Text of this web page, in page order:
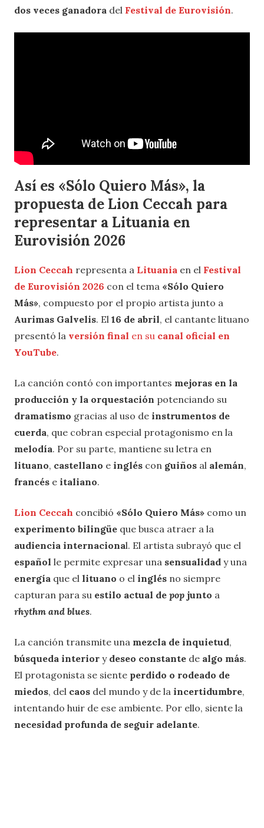
dos veces ganadora del Festival de Eurovisión.
Así es «Sólo Quiero Más», la
propuesta de Lion Ceccah para
representar a Lituania en
Eurovisión 2026
Lion Ceccah representa a Lituania en el Festival
de Eurovisión 2026 con el tema «Sólo Quiero
Más», compuesto por el propio artista junto a
Aurimas Galvelis. El 16 de abril, el cantante lituano
presentó la versión final en su canal oficial en
YouTube.
La canción contó con importantes mejoras en la
producción y la orquestación potenciando su
dramatismo gracias al uso de instrumentos de
cuerda, que cobran especial protagonismo en la
melodía. Por su parte, mantiene su letra en
lituano, castellano e inglés con guiños al alemán,
francés e italiano.
Lion Ceccah concibió «Sólo Quiero Más» como un
experimento bilingüe que busca atraer a la
audiencia internacional. El artista subrayó que el
español le permite expresar una sensualidad y una
energía que el lituano o el inglés no siempre
capturan para su estilo actual de pop junto a
rhythm and blues.
La canción transmite una mezcla de inquietud,
búsqueda interior y deseo constante de algo más.
El protagonista se siente perdido o rodeado de
miedos, del caos del mundo y de la incertidumbre,
intentando huir de ese ambiente. Por ello, siente la
necesidad profunda de seguir adelante.